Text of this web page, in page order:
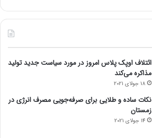
ائتلاف اوپک پلاس امروز در مورد سیاست جدید تولید
مذاکره می‌کند
18 جولای 2021
نکات ساده و طلایی برای صرفه‌جویی مصرف انرژی در
زمستان
14 جولای 2021